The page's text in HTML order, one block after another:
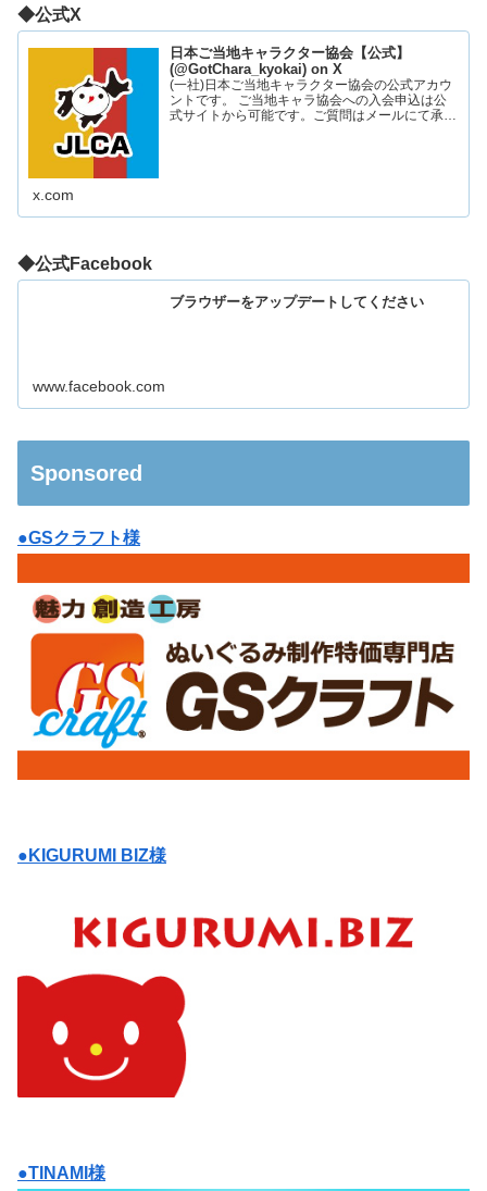
◆公式X
日本ご当地キャラクター協会【公式】
(@GotChara_kyokai) on X
(一社)日本ご当地キャラクター協会の公式アカウ
ントです。 ご当地キャラ協会への入会申込は公
式サイトから可能です。ご質問はメールにて承っ
x.com
◆公式Facebook
ブラウザーをアップデートしてください
www.facebook.com
Sponsored
●GSクラフト様
●KIGURUMI BIZ様
●TINAMI様